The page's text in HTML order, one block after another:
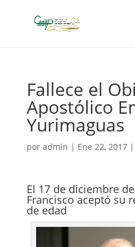
Fallece el
Apostólico
Yurimaguas
por admin | Ene 22, 2017|
El 17 de diciembre
Francisco aceptó su
de edad